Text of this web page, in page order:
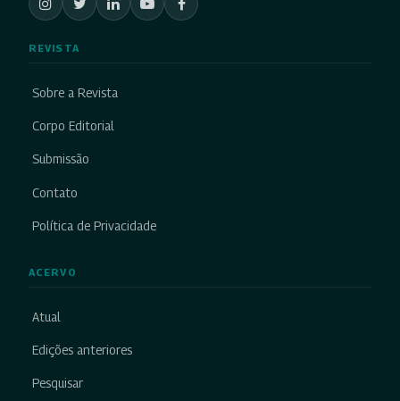
REVISTA
Sobre a Revista
Corpo Editorial
Submissão
Contato
Política de Privacidade
ACERVO
Atual
Edições anteriores
Pesquisar